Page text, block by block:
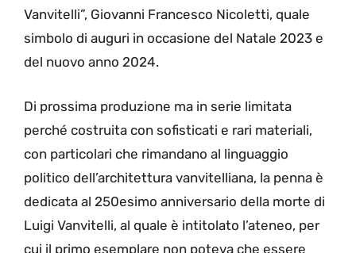
Vanvitelli”, Giovanni Francesco Nicoletti, quale
simbolo di auguri in occasione del Natale 2023 e
del nuovo anno 2024.
Di prossima produzione ma in serie limitata
perché costruita con sofisticati e rari materiali,
con particolari che rimandano al linguaggio
politico dell’architettura vanvitelliana, la penna è
dedicata al 250esimo anniversario della morte di
Luigi Vanvitelli, al quale è intitolato l’ateneo, per
cui il primo esemplare non poteva che essere